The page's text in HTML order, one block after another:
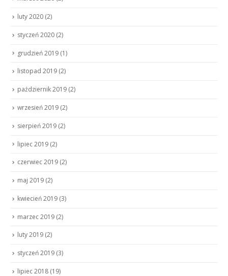
luty 2020 (2)
styczeń 2020 (2)
grudzień 2019 (1)
listopad 2019 (2)
październik 2019 (2)
wrzesień 2019 (2)
sierpień 2019 (2)
lipiec 2019 (2)
czerwiec 2019 (2)
maj 2019 (2)
kwiecień 2019 (3)
marzec 2019 (2)
luty 2019 (2)
styczeń 2019 (3)
lipiec 2018 (19)